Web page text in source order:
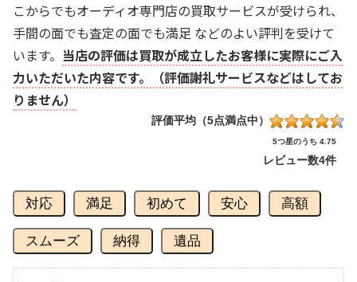
こからでもオーディオ専門店の買取サービスが受けられ、
手間の面でも査定の面でも満足 などのよい評判を受けて
います。 当店の評価は買取が成立したお客様に実際にご入
力いただいた内容です。（評価謝礼サービスなどはしてお
りません）
評価平均（5点満点中）
5つ星のうち 4.75
レビュー数4件
対応 満足 初めて 安心 高額
スムーズ 納得 遺品